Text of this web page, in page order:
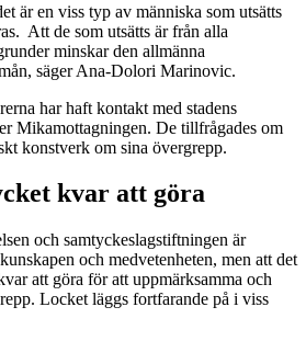
är en viss typ av människa som utsätts
Att de som utsätts är från alla
minskar den allmänna
säger Ana-Dolori Marinovic.
har haft kontakt med stadens
Mikamottagningen. De tillfrågades om
konstverk om sina övergrepp.
kvar att göra
och samtyckeslagstiftningen är
och medvetenheten, men att det
att göra för att uppmärksamma och
Locket läggs fortfarande på i viss